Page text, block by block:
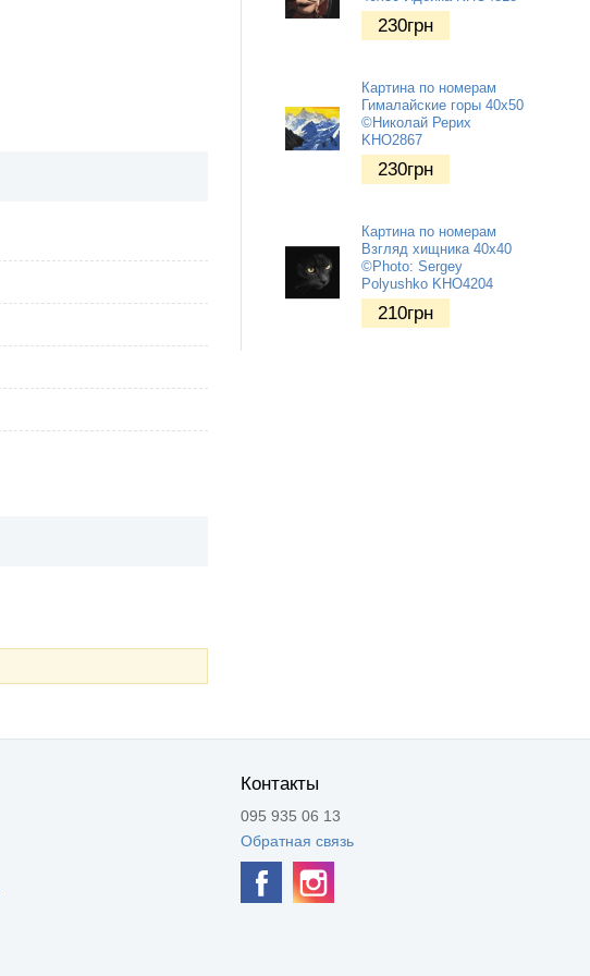
230грн
Картина по номерам
Гималайские горы 40х50
©Николай Рерих
KHO2867
230грн
Картина по номерам
Взгляд хищника 40х40
©Photo: Sergey
Polyushko KHO4204
210грн
Контакты
095 935 06 13
Обратная связь